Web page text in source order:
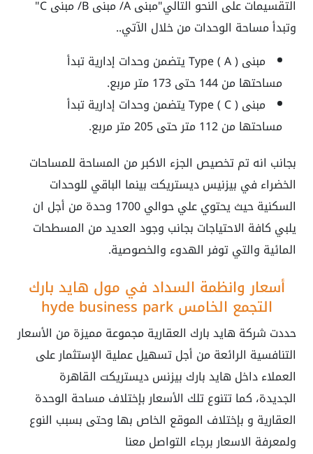
التقسيمات على النحو التالي"مبنى A/ مبنى B/ مبنى C"
وتبدأ مساحة الوحدات من خلال الآتي..
مبنى Type ( A ) يتضمن وحدات إدارية تبدأ
مساحتها من 144 حتى 173 متر مربع.
مبنى Type ( C ) يتضمن وحدات إدارية تبدأ
مساحتها من 112 متر حتى 205 متر مربع.
بجانب انه تم تخصيص الجزء الاكبر من المساحة للمساحات
الخضراء في بيزنيس ديستريكت بينما الباقي للوحدات
السكنية حيث يحتوي علي حوالي 1700 وحدة من أجل ان
يلبي كافة الاحتياجات بجانب وجود العديد من المسطحات
المائية والتي توفر الهدوء والخصوصية.
أسعار وانظمة السداد في مول هايد بارك
التجمع الخامسhyde business park
حددت شركة هايد بارك العقارية مجموعة مميزة من الأسعار
التنافسية الرائعة من أجل تسهيل عملية الإستثمار على
العملاء داخل هايد بارك بيزنس ديستريكت القاهرة
الجديدة، كما تتنوع تلك الأسعار بإختلاف مساحة الوحدة
العقارية و بإختلاف الموقع الخاص بها وحتى بسبب النوع
ولمعرفة الاسعار برجاء التواصل معنا